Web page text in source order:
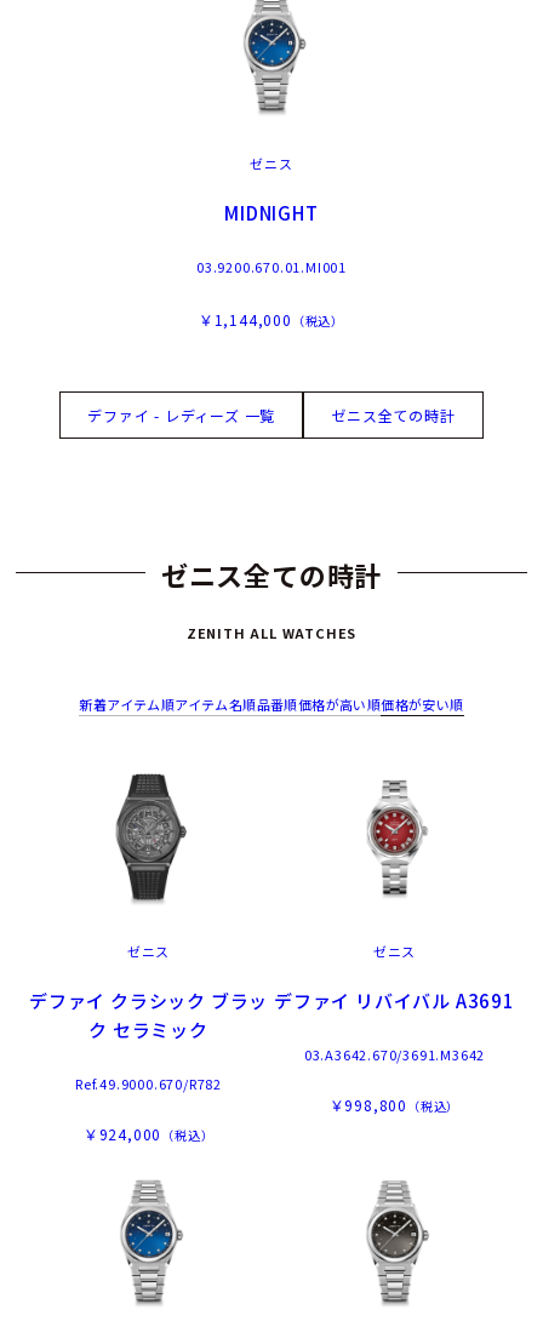
ゼニス
MIDNIGHT
03.9200.670.01.MI001
￥1,144,000 （税込）
デファイ - レディーズ 一覧 ゼニス全ての時計
ゼニス全ての時計
ZENITH ALL WATCHES
新着アイテム順アイテム名順品番順価格が高い順価格が安い順
ゼニス
デファイ クラシック ブラッ
ク セラミック
Ref.49.9000.670/R782
￥924,000 （税込）
ゼニス
デファイ リバイバル A3691
03.A3642.670/3691.M3642
￥998,800 （税込）